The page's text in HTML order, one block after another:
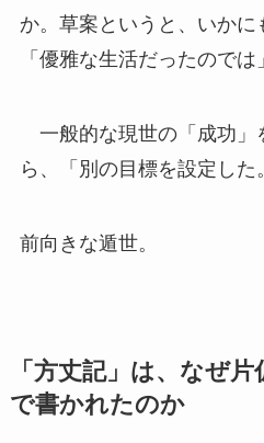
か。草案というと、いか
「優雅な生活だったのでは
一般的な現世の「成功」
ら、「別の目標を設定した
前向きな遁世。
「方丈記」は、なぜ
で書かれたのか